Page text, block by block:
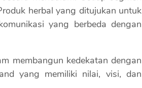
herbal yang ditujukan untuk
yang berbeda dengan
membangun kedekatan dengan
yang memiliki nilai, visi, dan